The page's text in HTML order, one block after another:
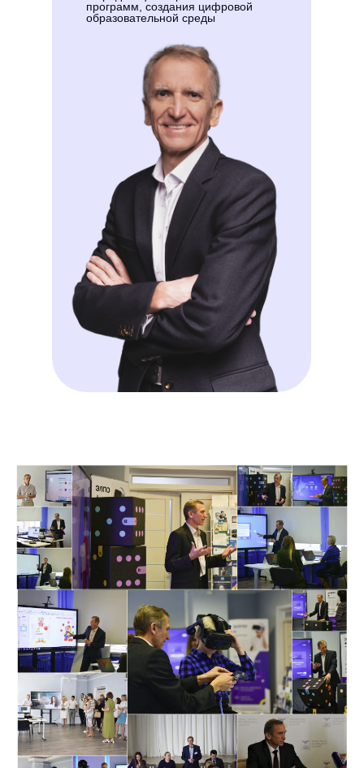
программ, создания цифровой
образовательной среды